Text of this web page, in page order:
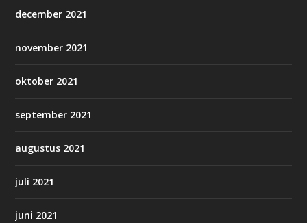
december 2021
november 2021
oktober 2021
september 2021
augustus 2021
juli 2021
juni 2021